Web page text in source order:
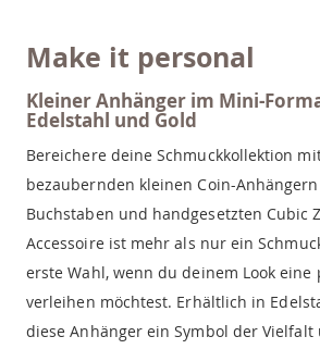
Make it personal
Kleiner Anhänger im Mini-
Edelstahl und Gold
Bereichere deine Schmuckkollektion
bezaubernden kleinen Coin-
Buchstaben und handgesetzten Cubic
Accessoire ist mehr als nur ein
erste Wahl, wenn du deinem Look eine
verleihen möchtest. Erhältlich in
diese Anhänger ein Symbol der Vielfalt